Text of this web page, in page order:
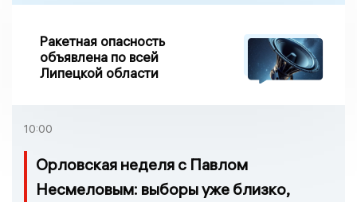
Ракетная опасность
объявлена по всей
Липецкой области
10:00
Орловская неделя с Павлом
Несмеловым: выборы уже близко,